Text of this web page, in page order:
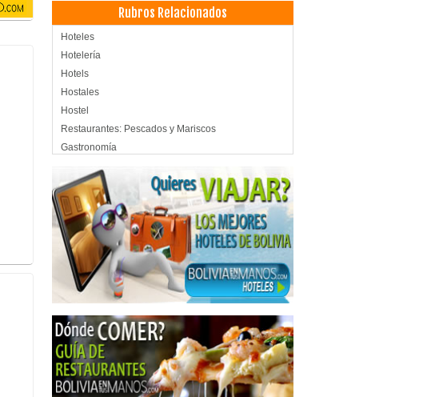
Rubros Relacionados
Hoteles
Hotelería
Hotels
Hostales
Hostel
Restaurantes: Pescados y Mariscos
Gastronomía
Pescados y Mariscos
Restaurantes: Comida Criolla
Servicios de Gastronomía
Residenciales
Alojamientos
Hospedajes
Hoteles Resort
Eventos
Convenciones
Centro de Convenciones
Piscinas
Balnearios